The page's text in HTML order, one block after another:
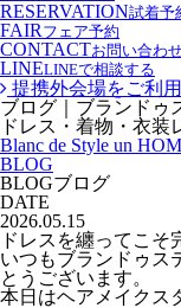
RESERVATION試着予
FAIR フェア予約
CONTACTお問い合わ
LINELINEで相談する
提携外会場をご利
ブログ｜ブランドゥ
ドレス・着物・衣装
Blanc de Style un
BLOG
BLOGブログ
DATE
2026.05.15
ドレスを纏ってこそ
いつもブランドゥス
とうございます。
本日はヘアメイクス